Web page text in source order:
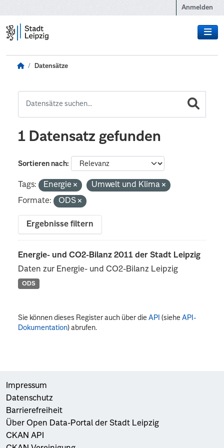
Anmelden
Datensätze
1 Datensatz gefunden
Sortieren nach
Tags: Energie
Umwelt und Klima
Formate:
ODS
Ergebnisse filtern
Energie- und CO2-Bilanz 2011 der Stadt Leipzig
Daten zur Energie- und CO2-Bilanz Leipzig
ODS
Sie können dieses Register auch über dieAPI (sieheAPI-
Dokumentation) abrufen.
Impressum
Datenschutz
Barrierefreiheit
Über Open Data-Portal der Stadt Leipzig
CKAN API